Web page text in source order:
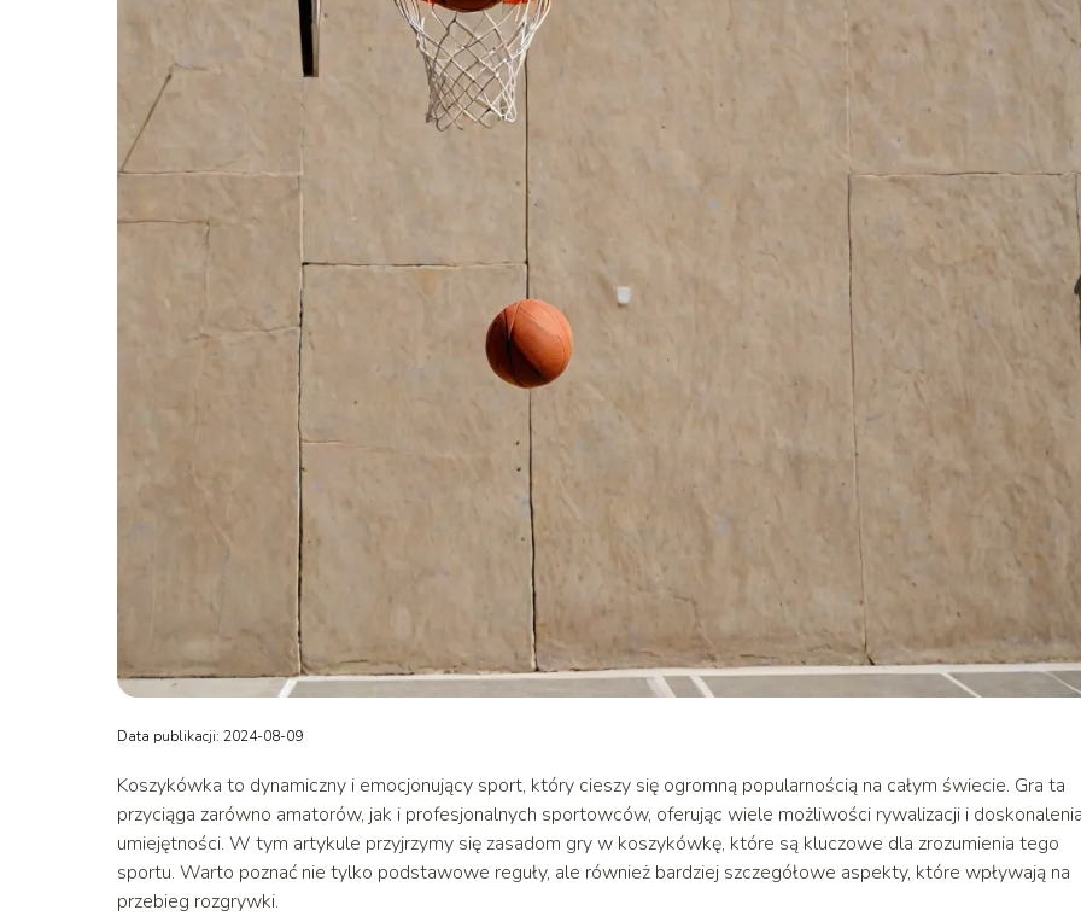
Data publikacji: 2024-08-09
Koszykówka to dynamiczny i emocjonujący sport, który cieszy się ogromną popularnością na całym świecie. Gra ta
przyciąga zarówno amatorów, jak i profesjonalnych sportowców, oferując wiele możliwości rywalizacji i
umiejętności. W tym artykule przyjrzymy się zasadom gry w koszykówkę, które są kluczowe dla zrozumienia tego
sportu. Warto poznać nie tylko podstawowe reguły, ale również bardziej szczegółowe aspekty, które wpływają na
przebieg rozgrywki.